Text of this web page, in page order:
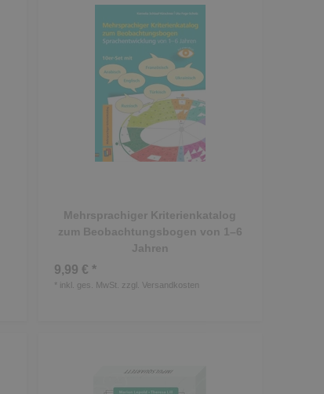
Mehrsprachiger Kriterienkatalog
zum Beobachtungsbogen von 1–6
Jahren
9,99 € *
* inkl. ges. MwSt. zzgl. Versandkosten